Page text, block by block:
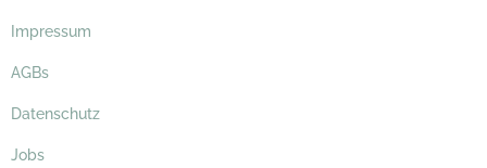
Impressum
AGBs
Datenschutz
Jobs